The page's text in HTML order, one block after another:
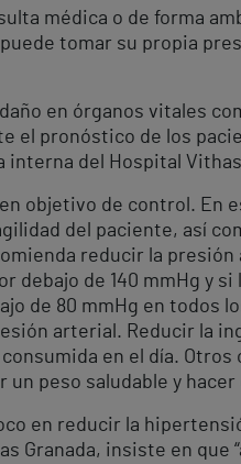
médica o de forma
tomar su propia
en órganos vitales
el pronóstico de los
interna del Hospital
objetivo de control. En
del paciente, así
reducir la
de 140 mmHg y si
de 80 mmHg en todos
arterial. Reducir la
en el día.
peso saludable y
en reducir la
insiste en que